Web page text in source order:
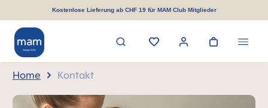
springenKostenlose Lieferung ab CHF 19 für MAM Club Mitglieder
Home Kontakt